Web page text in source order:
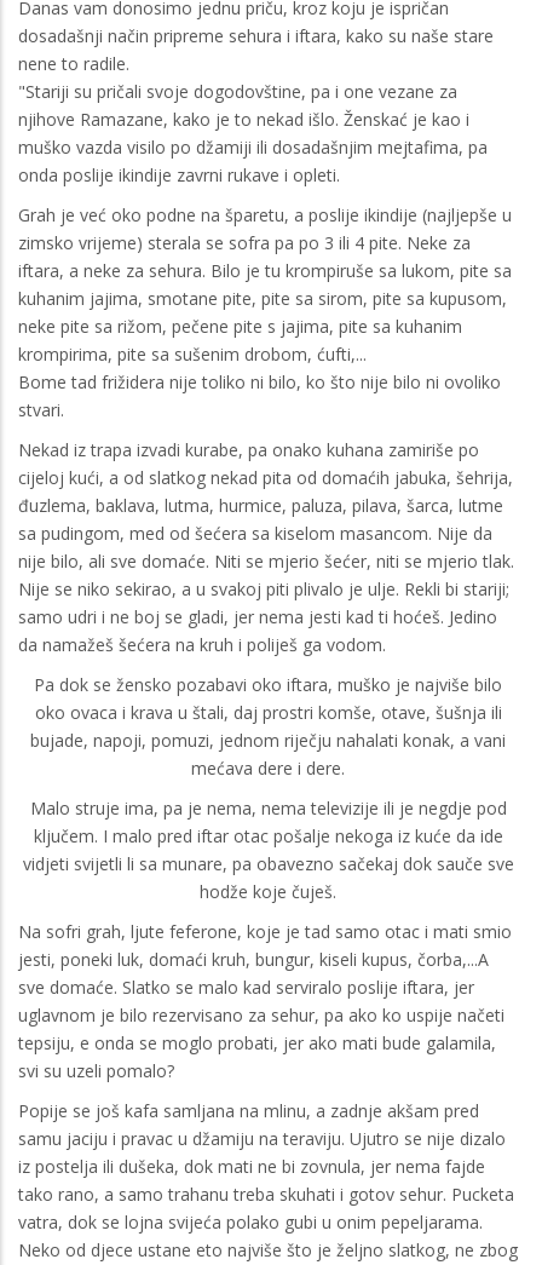
Danas vam donosimo jednu priču, kroz koju je ispričan
dosadašnji način pripreme sehura i iftara, kako su naše stare
nene to radile.
"Stariji su pričali svoje dogodovštine, pa i one vezane za
njihove Ramazane, kako je to nekad išlo. Ženskać je kao i
muško vazda visilo po džamiji ili dosadašnjim mejtafima, pa
onda poslije ikindije zavrni rukave i opleti.
Grah je već oko podne na šparetu, a poslije ikindije (najljepše u
zimsko vrijeme) sterala se sofra pa po 3 ili 4 pite. Neke za
iftara, a neke za sehura. Bilo je tu krompiruše sa lukom, pite sa
kuhanim jajima, smotane pite, pite sa sirom, pite sa kupusom,
neke pite sa rižom, pečene pite s jajima, pite sa kuhanim
krompirima, pite sa sušenim drobom, ćufti,...
Bome tad frižidera nije toliko ni bilo, ko što nije bilo ni ovoliko
stvari.
Nekad iz trapa izvadi kurabe, pa onako kuhana zamiriše po
cijeloj kući, a od slatkog nekad pita od domaćih jabuka, šehrija,
đuzlema, baklava, lutma, hurmice, paluza, pilava, šarca, lutme
sa pudingom, med od šećera sa kiselom masancom. Nije da
nije bilo, ali sve domaće. Niti se mjerio šećer, niti se mjerio tlak.
Nije se niko sekirao, a u svakoj piti plivalo je ulje. Rekli bi stariji;
samo udri i ne boj se gladi, jer nema jesti kad ti hoćeš. Jedino
da namažeš šećera na kruh i poliješ ga vodom.
Pa dok se žensko pozabavi oko iftara, muško je najviše bilo
oko ovaca i krava u štali, daj prostri komše, otave, šušnja ili
bujade, napoji, pomuzi, jednom riječju nahalati konak, a vani
mećava dere i dere.
Malo struje ima, pa je nema, nema televizije ili je negdje pod
ključem. I malo pred iftar otac pošalje nekoga iz kuće da ide
vidjeti svijetli li sa munare, pa obavezno sačekaj dok sauče sve
hodže koje čuješ.
Na sofri grah, ljute feferone, koje je tad samo otac i mati smio
jesti, poneki luk, domaći kruh, bungur, kiseli kupus, čorba,...A
sve domaće. Slatko se malo kad serviralo poslije iftara, jer
uglavnom je bilo rezervisano za sehur, pa ako ko uspije načeti
tepsiju, e onda se moglo probati, jer ako mati bude galamila,
svi su uzeli pomalo?
Popije se još kafa samljana na mlinu, a zadnje akšam pred
samu jaciju i pravac u džamiju na teraviju. Ujutro se nije dizalo
iz postelja ili dušeka, dok mati ne bi zovnula, jer nema fajde
tako rano, a samo trahanu treba skuhati i gotov sehur. Pucketa
vatra, dok se lojna svijeća polako gubi u onim pepeljarama.
Neko od djece ustane eto najviše što je željno slatkog, ne zbog